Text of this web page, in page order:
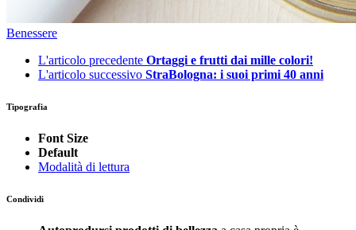
Benessere
L'articolo precedente Ortaggi e frutti dai mille colori!
L'articolo successivo StraBologna: i suoi primi 40 anni
Tipografia
Font Size
Default
Modalità di lettura
Condividi